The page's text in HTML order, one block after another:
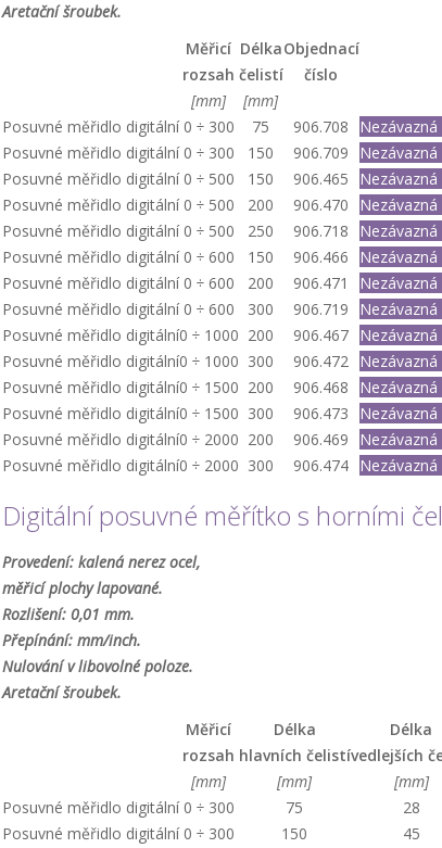
Aretační šroubek.
Měřicí
rozsah
Délka
čelistí
Objednací
číslo
[mm]
[mm]
Posuvné měřidlo digitální 0 ÷ 300 75 906.708
Posuvné měřidlo digitální 0 ÷ 300 150 906.709
Posuvné měřidlo digitální 0 ÷ 500 150 906.465
Posuvné měřidlo digitální 0 ÷ 500 200 906.470
Posuvné měřidlo digitální 0 ÷ 500 250 906.718
Posuvné měřidlo digitální 0 ÷ 600 150 906.466
Posuvné měřidlo digitální 0 ÷ 600 200 906.471
Posuvné měřidlo digitální 0 ÷ 600 300 906.719
Posuvné měřidlo digitální0 ÷ 1000 200 906.467
Posuvné měřidlo digitální0 ÷ 1000 300 906.472
Posuvné měřidlo digitální0 ÷ 1500 200 906.468
Posuvné měřidlo digitální0 ÷ 1500 300 906.473
Posuvné měřidlo digitální0 ÷ 2000 200 906.469
Posuvné měřidlo digitální0 ÷ 2000 300 906.474
Digitální posuvné měřítko s horními
Provedení: kalená nerez ocel,
měřicí plochy lapované.
Rozlišení: 0,01 mm.
Přepínání: mm/inch.
Nulování v libovolné poloze.
Aretační šroubek.
Měřicí
rozsah
Délka
hlavních čelistí
Délka
vedlejších
[mm]
[mm]
[mm]
Posuvné měřidlo digitální 0 ÷ 300 75 28
Posuvné měřidlo digitální 0 ÷ 300 150 45